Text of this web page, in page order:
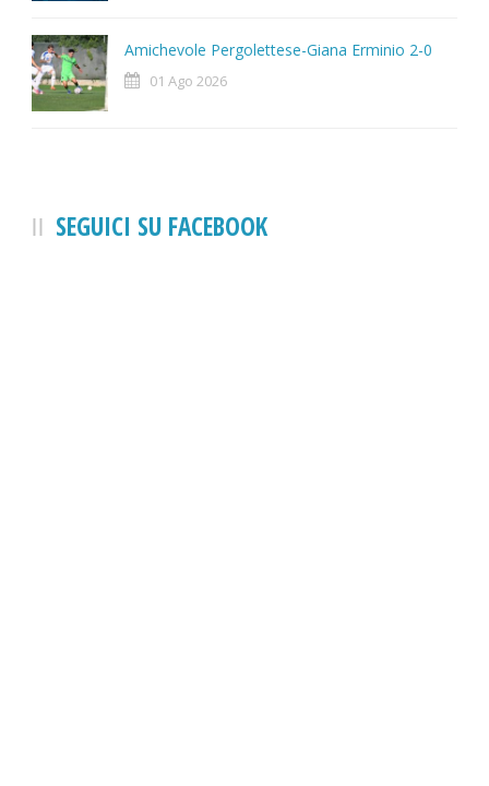
Amichevole Pergolettese-Giana Erminio 2-0
01 Ago 2026
SEGUICI SU FACEBOOK